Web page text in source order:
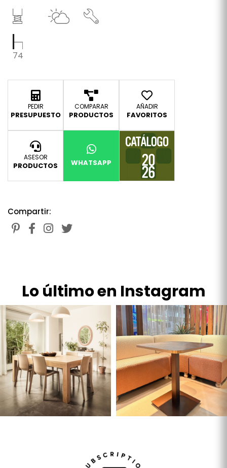
74
PEDIR
PRESUPUESTO
COMPARAR
PRODUCTOS
AÑADIR
FAVORITOS
ASESOR
PRODUCTOS WHATSAPP
Compartir:
Lo último en Instagram